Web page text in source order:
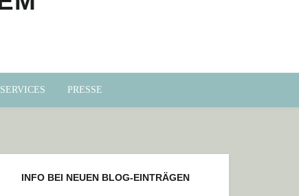
SERVICES PRESSE
INFO BEI NEUEN BLOG-EINTRÄGEN